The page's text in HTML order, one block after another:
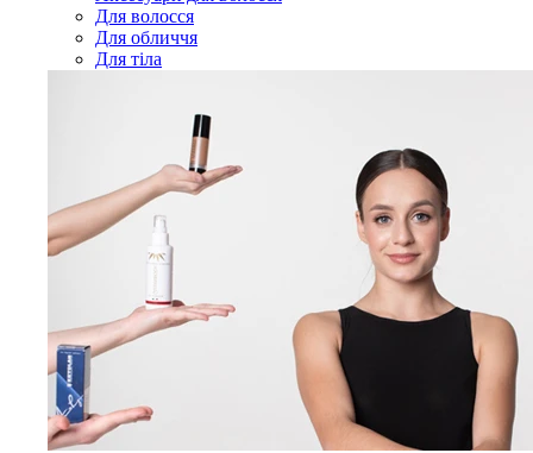
Для волосся
Для обличчя
Для тіла